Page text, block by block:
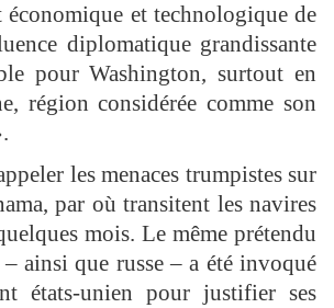
économique et technologique de
diplomatique grandissante
pour Washington, surtout en
région considérée comme son
les menaces trumpistes sur
par où transitent les navires
mois. Le même prétendu
ainsi que russe – a été invoqué
états-unien pour justifier ses